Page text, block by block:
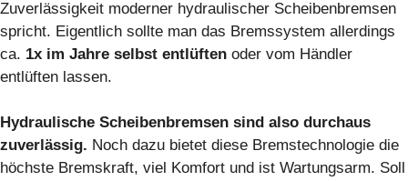
Zuverlässigkeit moderner hydraulischer Scheibenbremsen
spricht. Eigentlich sollte man das Bremssystem allerdings
ca. 1x im Jahre selbst entlüften oder vom Händler
entlüften lassen.
Hydraulische Scheibenbremsen sind also durchaus
zuverlässig. Noch dazu bietet diese Bremstechnologie die
höchste Bremskraft, viel Komfort und ist Wartungsarm. Soll